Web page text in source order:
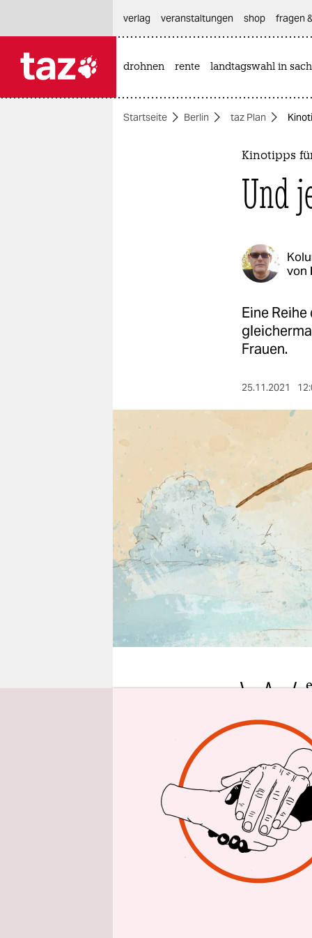
themen
verlag
veranstaltungen
shop
fragen & hilfe
unterstützen
abo
genossenschaft
verlag
veranstaltungen shop fragen
drohnen rente landtagswahl in
Startseite Berlin taz Plan
Kinotipps
Und
von
Eine
Frauen.
25.11.2021
W
das
ist
auch
gründlich
Der
Jährige)
nicht
Löwe